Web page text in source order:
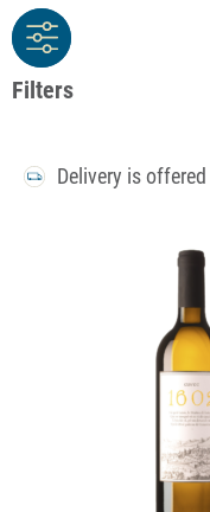
Filters
Delivery is offered